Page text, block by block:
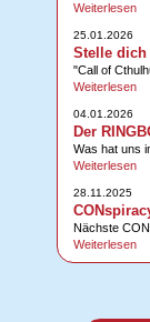
Weiterlesen
25.01.2026
Stelle dich
"Call of
Weiterlesen
04.01.2026
Der
Was hat uns
Weiterlesen
28.11.2025
Nächste
Weiterlesen